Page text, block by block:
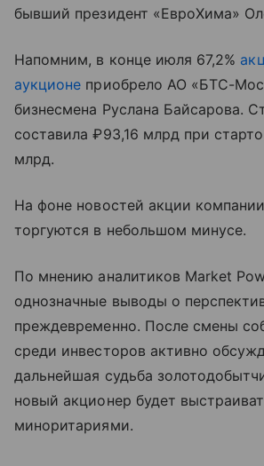
бывший президент «ЕвроХима»
Напомним, в конце июля 67,2%
аукционе приобрело АО «БТС-
бизнесмена Руслана Байсарова.
составила ₽93,16 млрд при
млрд.
На фоне новостей акции
торгуются в небольшом минусе.
По мнению аналитиков Market
однозначные выводы о
преждевременно. После смены
среди инвесторов активно
дальнейшая судьба
новый акционер будет
миноритариями.